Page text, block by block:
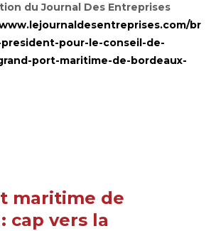
du Journal Des Entreprises
br
pour-le-conseil-de-
port-maritime-de-bordeaux-
maritime de
cap vers la